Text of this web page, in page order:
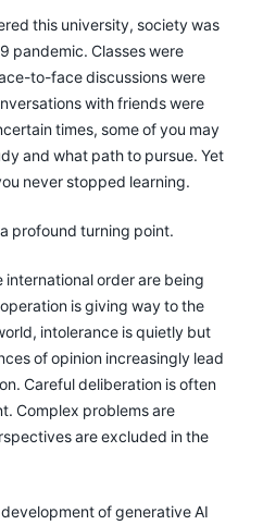
this university, society was
pandemic. Classes were
to-face discussions were
with friends were
times, some of you may
and what path to pursue. Yet
never stopped learning.
profound turning point.
order are being
is giving way to the
intolerance is quietly but
of opinion increasingly lead
Careful deliberation is often
Complex problems are
are excluded in the
of generative AI